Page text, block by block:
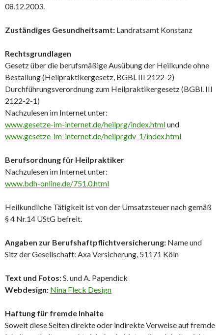
08.12.2003.
Zuständiges Gesundheitsamt: Landratsamt Konstanz
Rechtsgrundlagen
Gesetz über die berufsmäßige Ausübung der Heilkunde ohne
Bestallung (Heilpraktikergesetz, BGBl. III 2122-2)
Durchführungsverordnung zum Heilpraktikergesetz (BGBl. III
2122-2-1)
Nachzulesen im Internet unter:
www.gesetze-im-internet.de/heilprg/index.htmlund
www.gesetze-im-internet.de/heilprgdv_1/index.html
Berufsordnung für Heilpraktiker
Nachzulesen im Internet unter:
www.bdh-online.de/751.0.html
Heilkundliche Tätigkeit ist von der Umsatzsteuer nach gemäß
§ 4 Nr.14 UStG befreit.
Angaben zur Berufshaftpflichtversicherung: Name und
Sitz der Gesellschaft: Axa Versicherung, 51171 Köln
Text und Fotos:S. und A. Papendick
Webdesign: Nina Fleck Design
Haftung für fremde Inhalte
Soweit diese Seiten direkte oder indirekte Verweise auf fremde